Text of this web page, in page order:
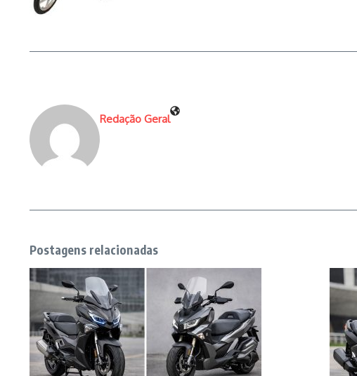
Redação Geral
Postagens relacionadas